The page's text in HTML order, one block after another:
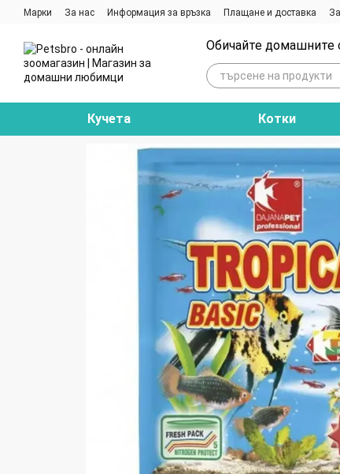
Премини към основното съдържание
Марки За нас Информация за връзка Плащане и доставка
Обичайте домашните
Кучета Котки